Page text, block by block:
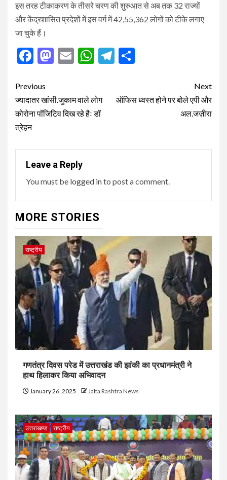
इस तरह टीकाकरण के तीसरे चरण की शुरुआत से अब तक 32 राज्यों
और केंद्रशासित प्रदेशों में इस वर्ग में 42,55,362 लोगों को टीके लगाए
जा चुके हैं।
Facebook
Mastodon
EmailWhatsApp
Telegram
Post
navigation
Previous
ज्यादातर खांसी.जुकाम वाले लोग
कोरोना पॉजिटिव दिख रहे हैः डॉ
त्रेहन
Next
ऑफिस ध्वस्त होने पर बोले एपी और
अल.जज़ीरा
Leave a Reply
You must be logged into post a comment.
MORE STORIES
राष्ट्रीय
गणतंत्र दिवस परेड में उत्तराखंड की झांकी का प्रधानमंत्री ने
हाथ हिलाकर किया अभिवादन
January 26, 2025 Jalta Rashtra News
उत्तराखण्ड राष्ट्रीय